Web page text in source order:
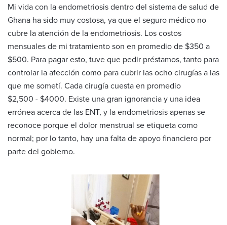
Mi vida con la endometriosis dentro del sistema de salud de
Ghana ha sido muy costosa, ya que el seguro médico no
cubre la atención de la endometriosis. Los costos
mensuales de mi tratamiento son en promedio de $350 a
$500. Para pagar esto, tuve que pedir préstamos, tanto para
controlar la afección como para cubrir las ocho cirugías a las
que me sometí. Cada cirugía cuesta en promedio
$2,500 - $4000. Existe una gran ignorancia y una idea
errónea acerca de las ENT, y la endometriosis apenas se
reconoce porque el dolor menstrual se etiqueta como
normal; por lo tanto, hay una falta de apoyo financiero por
parte del gobierno.